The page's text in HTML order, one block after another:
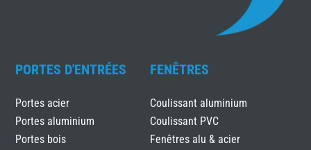
PORTES D'ENTRÉES
Portes acier
Portes aluminium
Portes bois
FENÊTRES
Coulissant aluminium
Coulissant PVC
Fenêtres alu & acier